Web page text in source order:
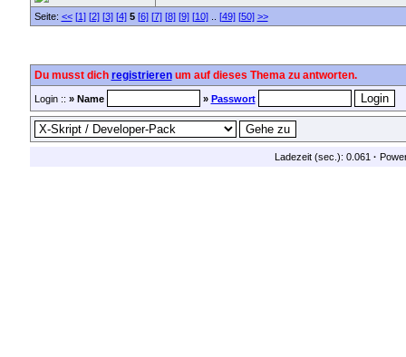
Seite: << [1] [2] [3] [4] 5 [6] [7] [8] [9] [10].. [49] [50] >>
Du musst dich registrierenum auf dieses Thema zu antworten.
Login :: » Name » Passwort
Ladezeit (sec.): 0.061 ·